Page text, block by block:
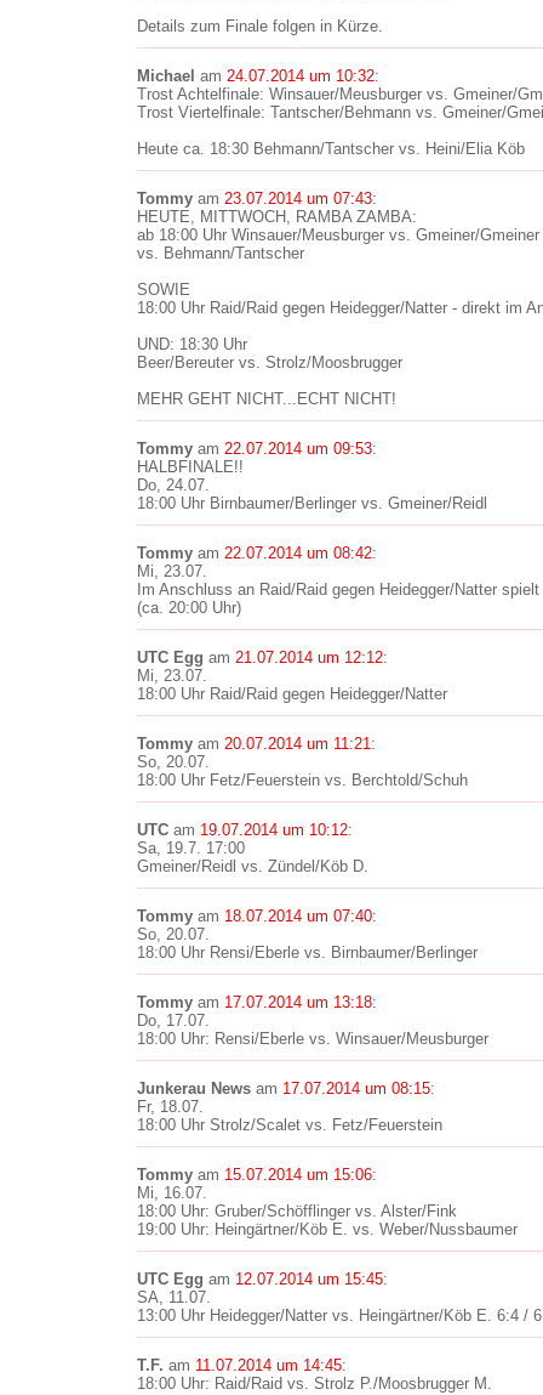
Details zum Finale folgen in Kürze.
Michael am 24.07.2014 um 10:32:
Trost Achtelfinale: Winsauer/Meusburger vs. Gmeiner/
Trost Viertelfinale: Tantscher/Behmann vs. Gmeiner/
Heute ca. 18:30 Behmann/Tantscher vs. Heini/Elia Köb
Tommy am 23.07.2014 um 07:43:
HEUTE, MITTWOCH, RAMBA ZAMBA:
ab 18:00 Uhr Winsauer/Meusburger vs. Gmeiner/
vs. Behmann/Tantscher
SOWIE
18:00 Uhr Raid/Raid gegen Heidegger/Natter - direkt im
UND: 18:30 Uhr
Beer/Bereuter vs. Strolz/Moosbrugger
MEHR GEHT NICHT...ECHT NICHT!
Tommy am 22.07.2014 um 09:53:
HALBFINALE!!
Do, 24.07.
18:00 Uhr Birnbaumer/Berlinger vs. Gmeiner/Reidl
Tommy am 22.07.2014 um 08:42:
Mi, 23.07.
Im Anschluss an Raid/Raid gegen Heidegger/Natter
(ca. 20:00 Uhr)
UTC Egg am 21.07.2014 um 12:12:
Mi, 23.07.
18:00 Uhr Raid/Raid gegen Heidegger/Natter
Tommy am 20.07.2014 um 11:21:
So, 20.07.
18:00 Uhr Fetz/Feuerstein vs. Berchtold/Schuh
UTC am 19.07.2014 um 10:12:
Sa, 19.7. 17:00
Gmeiner/Reidl vs. Zündel/Köb D.
Tommy am 18.07.2014 um 07:40:
So, 20.07.
18:00 Uhr Rensi/Eberle vs. Birnbaumer/Berlinger
Tommy am 17.07.2014 um 13:18:
Do, 17.07.
18:00 Uhr: Rensi/Eberle vs. Winsauer/Meusburger
Junkerau News am 17.07.2014 um 08:15:
Fr, 18.07.
18:00 Uhr Strolz/Scalet vs. Fetz/Feuerstein
Tommy am 15.07.2014 um 15:06:
Mi, 16.07.
18:00 Uhr: Gruber/Schöfflinger vs. Alster/Fink
19:00 Uhr: Heingärtner/Köb E. vs. Weber/Nussbaumer
UTC Egg am 12.07.2014 um 15:45:
SA, 11.07.
13:00 Uhr Heidegger/Natter vs. Heingärtner/Köb E. 6:4 /
T.F. am 11.07.2014 um 14:45:
18:00 Uhr: Raid/Raid vs. Strolz P./Moosbrugger M.